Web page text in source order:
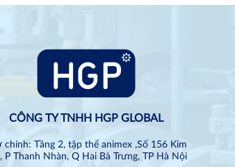
CÔNG TY TNHH HGP GLOBAL
chính: Tầng 2, tập thể animex ,Số 156 Kim
P Thanh Nhàn, Q Hai Bà Trưng, TP Hà Nội